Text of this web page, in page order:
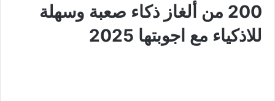
200 من ألغاز ذكاء صعبة وسهلة
للاذكياء مع اجوبتها 2025